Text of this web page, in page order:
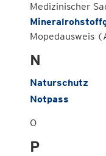
Medizinischer
Mopedausweis
N
Naturschutz
Notpass
O
P